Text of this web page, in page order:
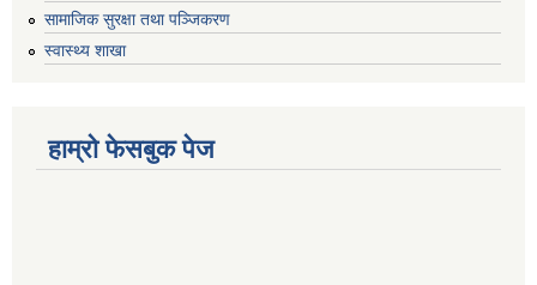
सामाजिक सुरक्षा तथा पञ्जिकरण
स्वास्थ्य शाखा
हाम्रो फेसबुक पेज